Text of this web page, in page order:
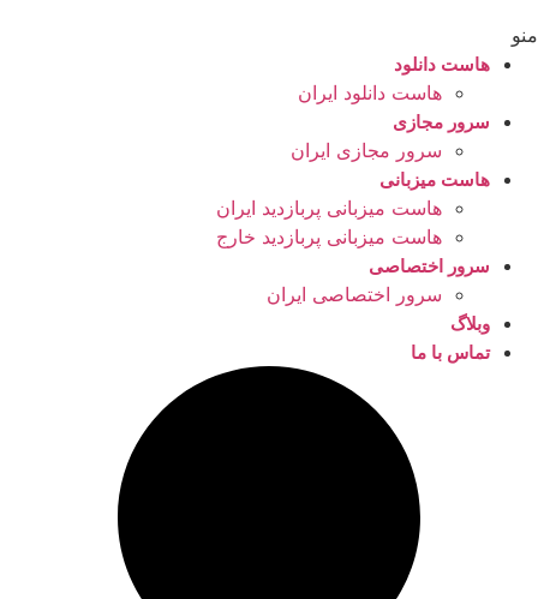
منو
هاست دانلود
هاست دانلود ایران
سرور مجازی
سرور مجازی ایران
هاست میزبانی
هاست میزبانی پربازدید ایران
هاست میزبانی پربازدید خارج
سرور اختصاصی
سرور اختصاصی ایران
وبلاگ
تماس با ما